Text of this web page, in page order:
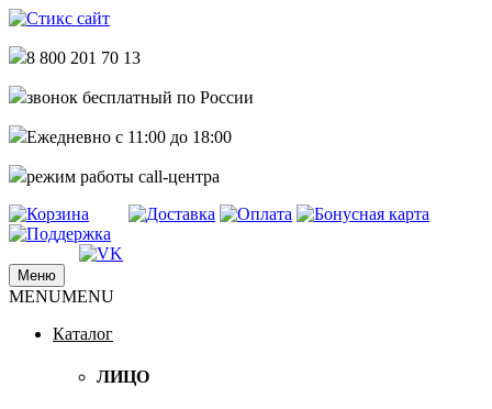
8 800 201 70 13
звонок бесплатный по России
Ежедневно с 11:00 до 18:00
режим работы call-центра
Стикс сайт интернет магазин
купить стикс сайт по самым низким
ценам дешево недорого
Меню
MENUMENU
Каталог
ЛИЦО